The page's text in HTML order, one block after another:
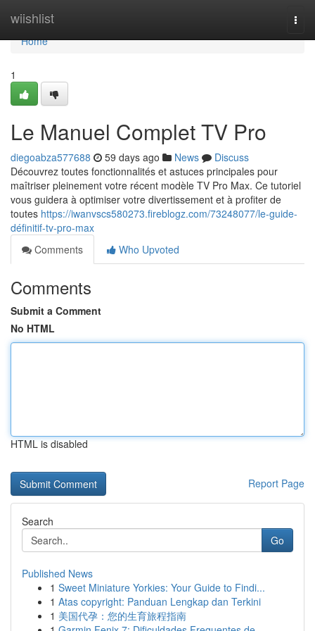
wiishlist
Home
Home
1
Le Manuel Complet TV Pro
diegoabza577688 59 days ago News
Discuss
Découvrez toutes fonctionnalités et astuces principales pour
maîtriser pleinement votre récent modèle TV Pro Max. Ce tutoriel
vous guidera à optimiser votre divertissement et à profiter de
toutes https://iwanvscs580273.fireblogz.com/73248077/le-guide-
définitif-tv-pro-max
Comments
Who Upvoted
Comments
Submit a Comment
No HTML
HTML is disabled
Report Page
Search
Go
Published News
1 Sweet Miniature Yorkies: Your Guide to Findi...
1 Atas copyright: Panduan Lengkap dan Terkini
1 美国代孕：您的生育旅程指南